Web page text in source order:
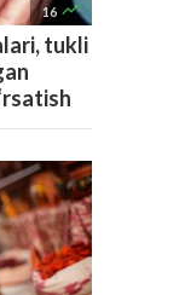
16 
tukli